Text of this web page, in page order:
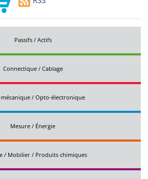
Passifs / Actifs
Connectique / Cablage
mécanique / Opto-électronique
Mesure / Énergie
/ Mobilier / Produits chimiques